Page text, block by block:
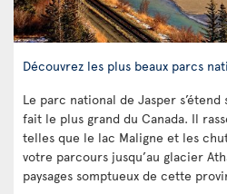
Découvrez les plus beaux parcs
Le parc national de Jasper s’étend
fait le plus grand du Canada. Il
telles que le lac Maligne et les
votre parcours jusqu’au glacier
paysages somptueux de cette